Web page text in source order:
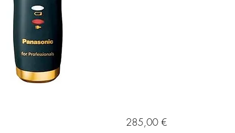
285,00 €Hinta